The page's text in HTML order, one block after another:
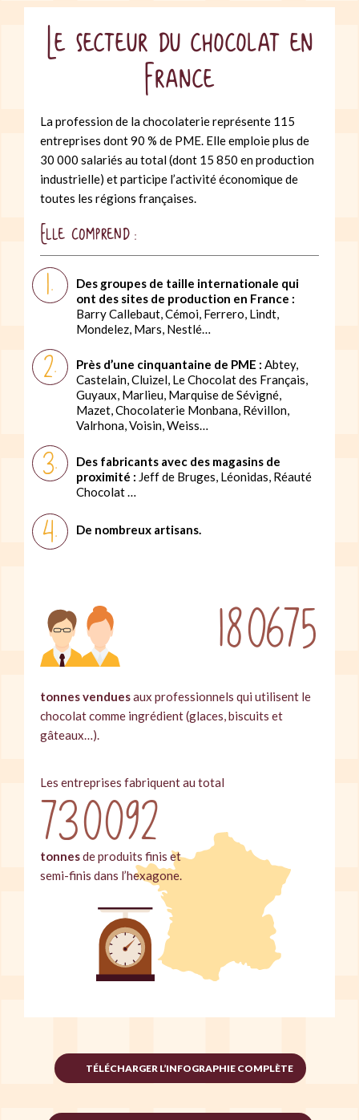
Le secteur du chocolat en
France
La profession de la chocolaterie représente 115
entreprises dont 90 % de PME. Elle emploie plus de
30 000 salariés au total (dont 15 850 en production
industrielle) et participe l’activité économique de
toutes les régions françaises.
Elle comprend :
Des groupes de taille internationale qui
ont des sites de production en France :
Barry Callebaut, Cémoi, Ferrero, Lindt,
Mondelez, Mars, Nestlé…
Près d’une cinquantaine de PME : Abtey,
Castelain, Cluizel, Le Chocolat des Français,
Guyaux, Marlieu, Marquise de Sévigné,
Mazet, Chocolaterie Monbana, Révillon,
Valrhona, Voisin, Weiss…
Des fabricants avec des magasins de
proximité : Jeff de Bruges, Léonidas, Réauté
Chocolat …
De nombreux artisans.
180675
tonnes venduesaux professionnels qui utilisent le
chocolat comme ingrédient (glaces, biscuits et
gâteaux…).
Les entreprises fabriquent au total
730092
tonnesde produits finis et
semi-finis dans l’hexagone.
TÉLÉCHARGER L’INFOGRAPHIE COMPLÈTE